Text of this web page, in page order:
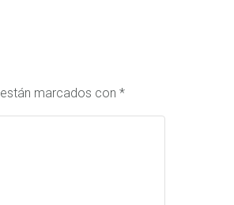
marcados con *